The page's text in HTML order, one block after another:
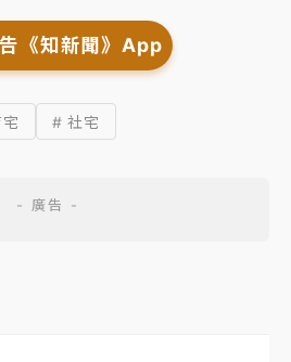
《知新聞》App
# 社宅